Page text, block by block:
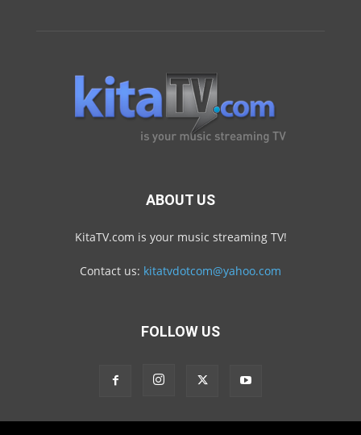
ABOUT US
KitaTV.com is your music streaming TV!
Contact us: kitatvdotcom@yahoo.com
FOLLOW US